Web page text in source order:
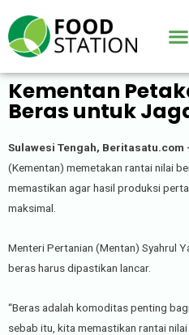
Kementan
Beras untuk
Sulawesi Tengah, Beritasatu.com
(Kementan) memetakan rantai nilai
memastikan agar hasil produksi
maksimal.
Menteri Pertanian (Mentan) Syahrul
beras harus dipastikan lancar.
“Beras adalah komoditas penting
sebab itu, kita memastikan rantai